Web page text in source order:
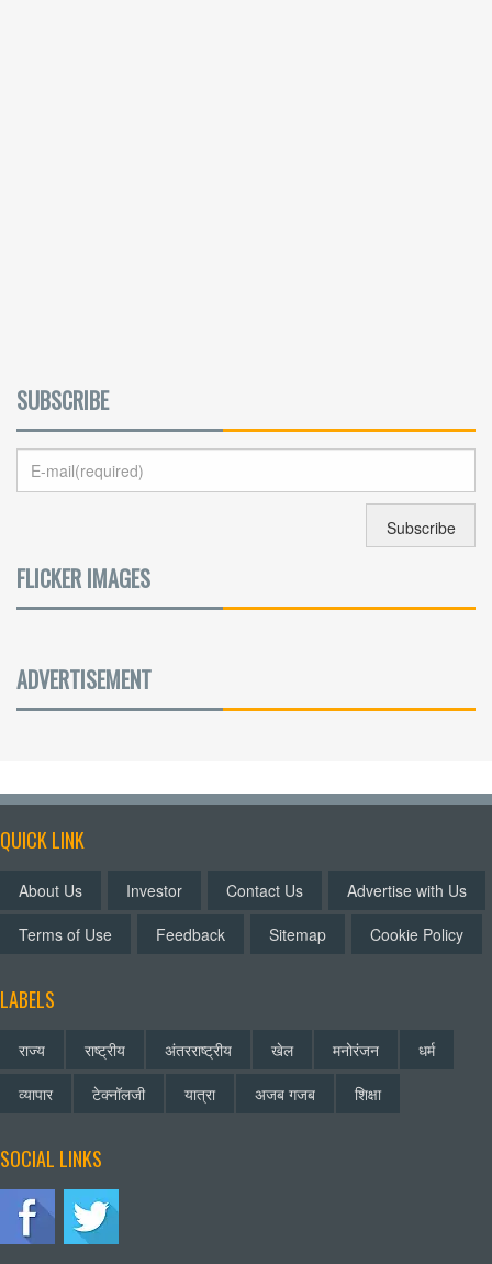
SUBSCRIBE
FLICKER IMAGES
ADVERTISEMENT
QUICK LINK
About Us Investor Contact Us
Advertise with Us
Terms of Use
Feedback Sitemap Cookie Policy
LABELS
राज्य राष्ट्रीय अंतरराष्ट्रीय खेल मनोरंजन
धर्म
व्यापार
टेक्नॉलजी यात्रा अजब गजब शिक्षा
SOCIAL LINKS